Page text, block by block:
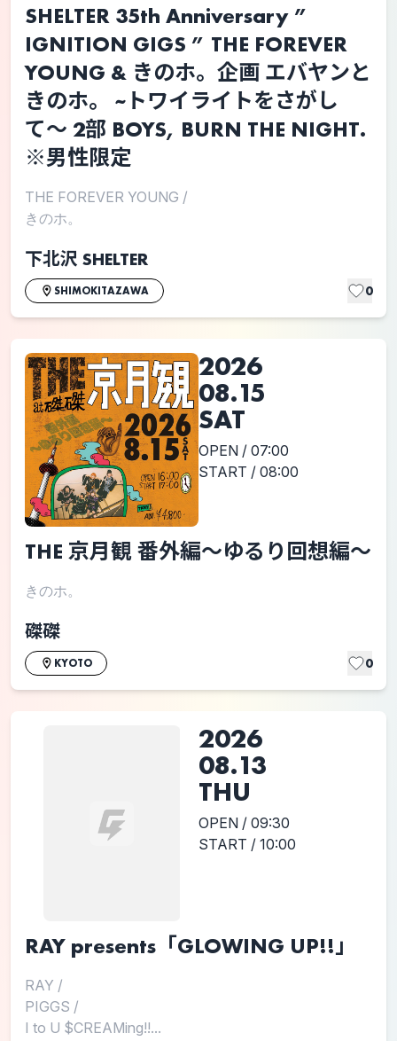
SHELTER 35th Anniversary ”
IGNITION GIGS ” THE FOREVER
YOUNG & きのホ。企画 エバヤンと
きのホ。 ~トワイライトをさがし
て〜 2部 BOYS, BURN THE NIGHT.
※男性限定
THE FOREVER YOUNG /
きのホ。
下北沢 SHELTER
SHIMOKITAZAWA 0
2026
08.15
SAT
OPEN / 07:00
START / 08:00
THE 京月観 番外編〜ゆるり回想編〜
きのホ。
磔磔
KYOTO 0
2026
08.13
THU
OPEN / 09:30
START / 10:00
RAY presents「GLOWING UP!!」
RAY /
PIGGS /
I to U $CREAMing!!...